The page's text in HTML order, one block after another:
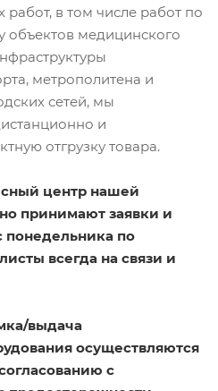
в том числе работ по
объектов медицинского
метрополитена и
сетей, мы
и
отгрузку товара.
центр нашей
принимают заявки и
понедельника по
всегда на связи и
выдача
осуществляются
с